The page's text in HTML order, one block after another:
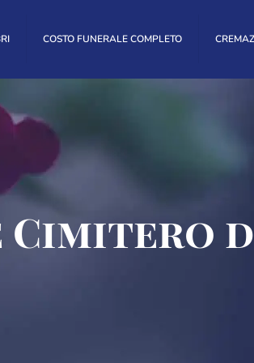
COSTO FUNERALE COMPLETO
Cimitero